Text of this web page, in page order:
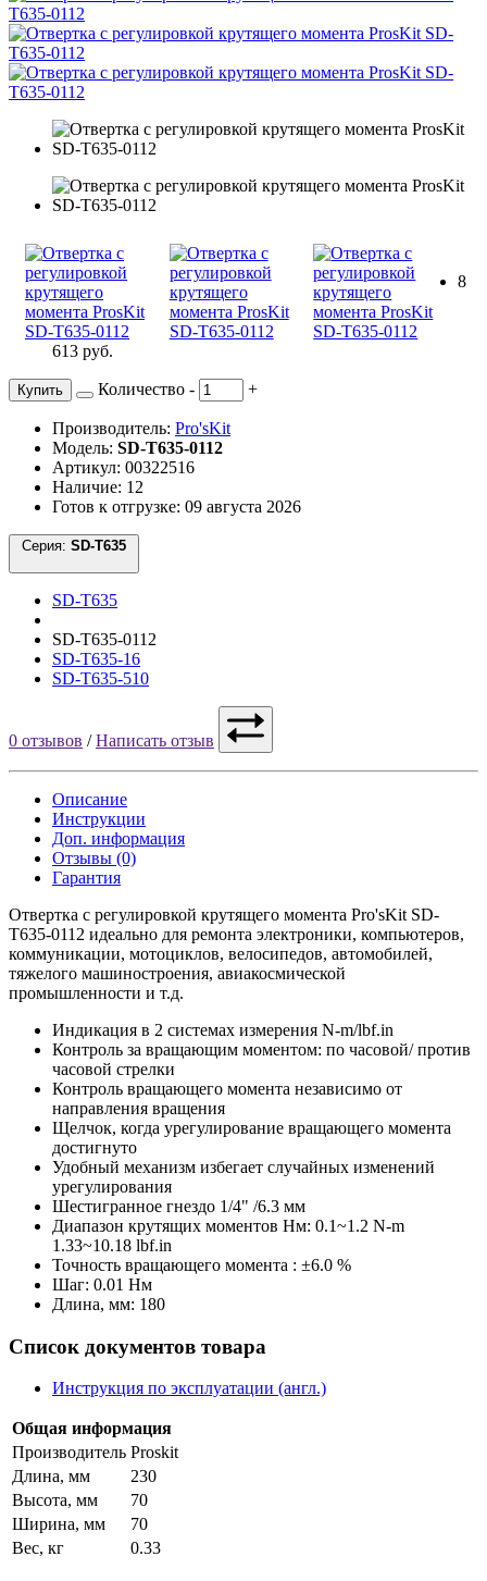
8
613 руб.
Купить Количество - +
Производитель: Pro'sKit
Модель: SD-T635-0112
Артикул: 00322516
Наличие: 12
Готов к отгрузке: 09 августа 2026
Серия:
SD-T635
SD-T635-0112
SD-T635-16
SD-T635-510
0 отзывов /Написать отзыв
Описание
Инструкции
Доп. информация
Отзывы (0)
Гарантия
Отвертка с регулировкой крутящего момента Pro'sKit SD-
T635-0112 идеально для ремонта электроники, компьютеров,
коммуникации, мотоциклов, велосипедов, автомобилей,
тяжелого машиностроения, авиакосмической
промышленности и т.д.
Индикация в 2 системах измерения N-m/lbf.in
Контроль за вращающим моментом: по часовой/ против
часовой стрелки
Контроль вращающего момента независимо от
направления вращения
Щелчок, когда урегулирование вращающего момента
достигнуто
Удобный механизм избегает случайных изменений
урегулирования
Шестигранное гнездо 1/4" /6.3 мм
Диапазон крутящих моментов Нм: 0.1~1.2 N-m
1.33~10.18 lbf.in
Точность вращающего момента : ±6.0 %
Шаг: 0.01 Нм
Длина, мм: 180
Список документов товара
Инструкция по эксплуатации (англ.)
Общая информация
Производитель Proskit
Длина, мм
230
Высота, мм
70
Ширина, мм
70
Вес, кг
0.33